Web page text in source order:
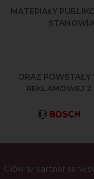
MATERIAŁY
ORAZ POWSTAŁY
REKLAMOWEJ
Główny partner